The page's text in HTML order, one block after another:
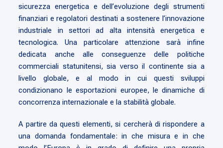
sicurezza energetica e dell’evoluzione degli strumenti
finanziari e regolatori destinati a sostenere l’innovazione
industriale in settori ad alta intensità energetica e
tecnologica. Una particolare attenzione sarà infine
dedicata anche alle conseguenze delle politiche
commerciali statunitensi, sia verso il continente sia a
livello globale, e al modo in cui questi sviluppi
condizionano le esportazioni europee, le dinamiche di
concorrenza internazionale e la stabilità globale.
A partire da questi elementi, si cercherà di rispondere a
una domanda fondamentale: in che misura e in che